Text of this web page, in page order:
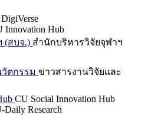
Innovation Hub
(สบจ.) สำนักบริหารวิจัยจุฬาฯ
ตกรรม ข่าวสารงานวิจัยและ
CU Social Innovation Hub
Daily Research